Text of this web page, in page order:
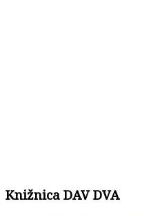
Knižnica DAV DVA